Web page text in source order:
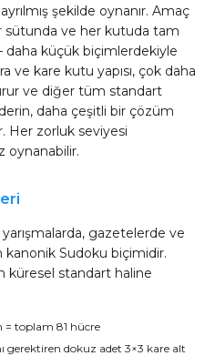
şekilde oynanır. Amaç
sütunda ve her kutuda tam
küçük biçimlerdekiyle
ve kare kutu yapısı, çok daha
ve diğer tüm standart
daha çeşitli bir çözüm
Her zorluk seviyesi
oynanabilir.
gazetelerde ve
kanonik Sudoku biçimidir.
küresel standart haline
= toplam 81 hücre
gerektiren dokuz adet 3×3 kare alt